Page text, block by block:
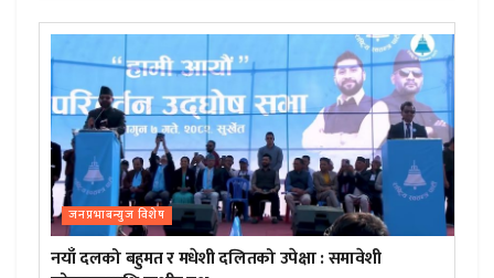
जनप्रभाबन्युज विशेष
नयाँ दलको बहुमत र मधेशी दलितको उपेक्षा : समावेशी